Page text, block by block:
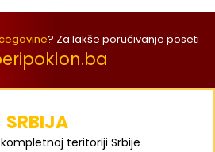
? Za lakše poručivanje poseti
SRBIJA
teritoriji Srbije